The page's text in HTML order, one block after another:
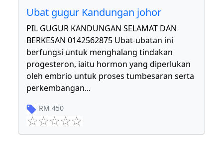
Ubat gugur Kandungan johor
PIL GUGUR KANDUNGAN SELAMAT DAN
BERKESAN 0142562875 Ubat-ubatan ini
berfungsi untuk menghalang tindakan
progesteron, iaitu hormon yang diperlukan
oleh embrio untuk proses tumbesaran serta
perkembangan...
RM 450